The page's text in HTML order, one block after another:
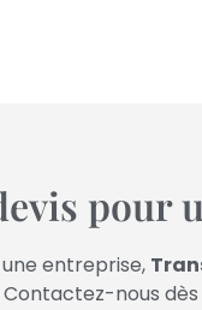
pour
entreprise,
Contactez-nous